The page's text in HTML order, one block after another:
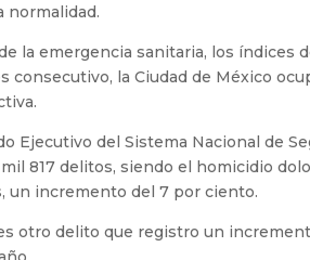
normalidad.
la emergencia sanitaria, los índices
la Ciudad de México
Ejecutivo del Sistema Nacional de
817 delitos, siendo el homicidio
un incremento del 7 por ciento.
otro delito que registro un